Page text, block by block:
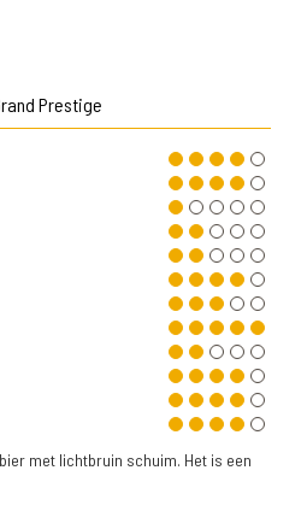
Prestige
met lichtbruin schuim. Het is een